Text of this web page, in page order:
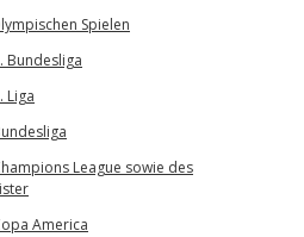
Spielen
Bundesliga
Liga
League sowie des
America